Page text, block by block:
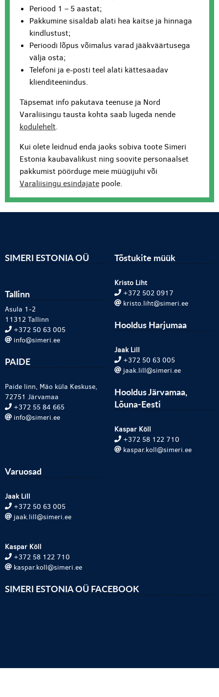
Periood 1 – 5 aastat;
Pakkumine sisaldab alati hea kaitse ja hinnaga
kindlustust;
Perioodi lõpus võimalus varad jääkväärtusega
välja osta;
Telefoni ja e-posti teel alati kättesaadav
klienditeenindus.
Täpsemat info pakutava teenuse ja Nord
Varaliisingu tausta kohta saab lugeda nende
kodulehelt.
Kui olete leidnud enda jaoks sobiva toote Simeri
Estonia kaubavalikust ning soovite personaalset
pakkumist pöörduge meie müügijuhi või
Varaliisingu esindajate poole.
SIMERI ESTONIA OÜ
Tallinn
Asula 1-2
11312 Tallinn
+372 50 63 005
info@simeri.ee
PAIDE
Paide linn, Mäo küla Keskuse,
72751 Järvamaa
+372 55 84 665
info@simeri.ee
Tõstukite müük
Kristo Liht
+372 502 0917
kristo.liht@simeri.ee
Hooldus Harjumaa
Jaak Lill
+372 50 63 005
jaak.lill@simeri.ee
Hooldus Järvamaa,
Lõuna-Eesti
Kaspar Köll
+372 58 122 710
kaspar.koll@simeri.ee
Varuosad
Jaak Lill
+372 50 63 005
jaak.lill@simeri.ee
Kaspar Köll
+372 58 122 710
kaspar.koll@simeri.ee
SIMERI ESTONIA OÜ FACEBOOK